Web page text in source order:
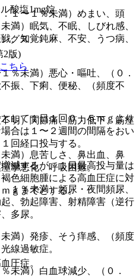
１〜１％未満）めまい、頭
満）眠気、不眠、しびれ感、
、知覚鈍麻、不安、うつ病、
％未満）悪心・嘔吐、（０．
振、下痢、便秘、（頻度不
明）関節痛、筋力低下、筋痙
満）息苦しさ、鼻出血、鼻
攣悪化、呼吸困難。
１％未満）頻尿・夜間頻尿、
、勃起障害、射精障害（逆行
多尿。
満）発疹、そう痒感、（頻度
線過敏症。
未満）白血球減少、（０．
酸塩1mg錠
グス
2版)
ちら
して１日１回０．５ｍｇより
合は１〜２週間の間隔をおい
回経口投与する。
減するが、１日最高投与量は
色細胞腫による高血圧症に対
ｇまでとする。
圧症。